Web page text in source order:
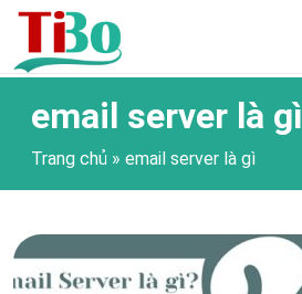
email server là gì
Trang chủ » email server là gì